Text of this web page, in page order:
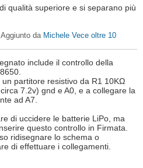
qualità superiore e si separano più
da Michele Vece oltre 10
include il controllo della
partitore resistivo da R1 10KΩ
7.2v) gnd e A0, e a collegare la
ad A7.
di uccidere le batterie LiPo, ma
questo controllo in Firmata.
ridisegnare lo schema o
di effettuare i collegamenti.